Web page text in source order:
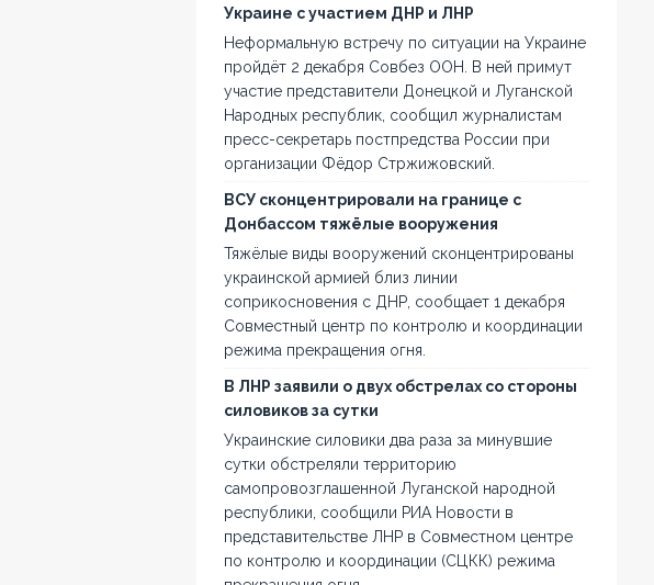
Украине с участием ДНР и ЛНР
Неформальную встречу по ситуации на Украине
пройдёт 2 декабря Совбез ООН. В ней примут
участие представители Донецкой и Луганской
Народных республик, сообщил журналистам
пресс-секретарь постпредства России при
организации Фёдор Стржижовский.
ВСУ сконцентрировали на границе с
Донбассом тяжёлые вооружения
Тяжёлые виды вооружений сконцентрированы
украинской армией близ линии
соприкосновения с ДНР, сообщает 1 декабря
Совместный центр по контролю и координации
режима прекращения огня.
В ЛНР заявили о двух обстрелах со стороны
силовиков за сутки
Украинские силовики два раза за минувшие
сутки обстреляли территорию
самопровозглашенной Луганской народной
республики, сообщили РИА Новости в
представительстве ЛНР в Совместном центре
по контролю и координации (СЦКК) режима